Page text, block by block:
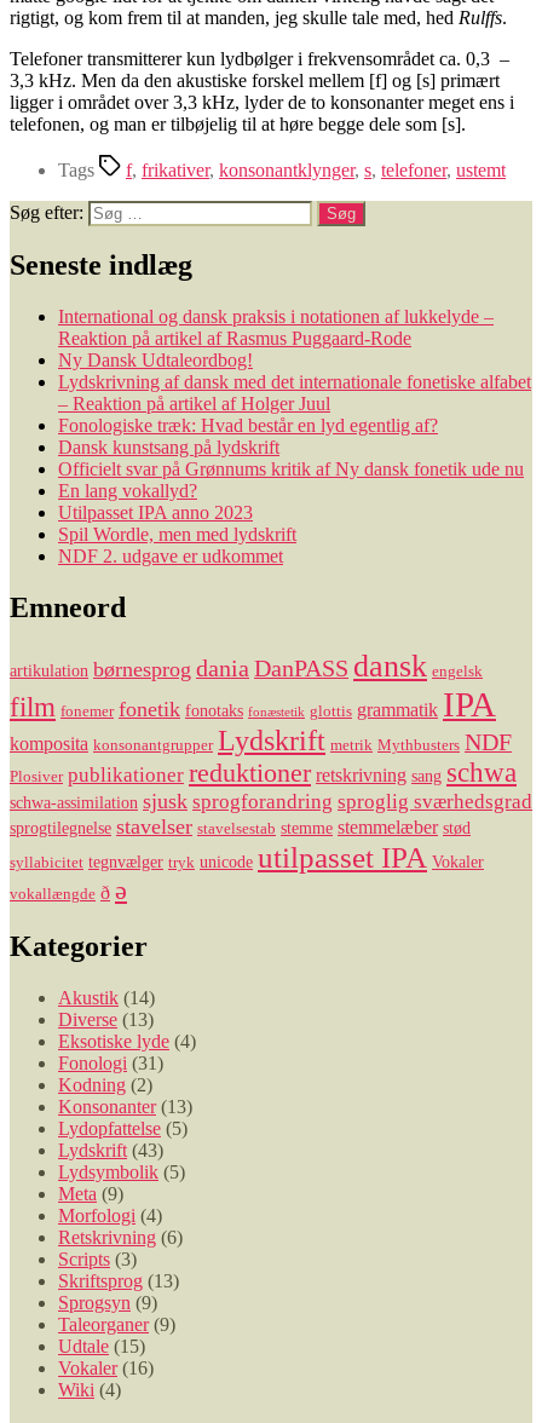
rigtigt, og kom frem til at manden, jeg skulle tale med, hed Rulffs.
Telefoner transmitterer kun lydbølger i frekvensområdet ca. 0,3 –
3,3 kHz. Men da den akustiske forskel mellem [f] og [s] primært
ligger i området over 3,3 kHz, lyder de to konsonanter meget ens i
telefonen, og man er tilbøjelig til at høre begge dele som [s].
Tags f, frikativer, konsonantklynger, s, telefoner, ustemt
Søg efter:
Seneste indlæg
International og dansk praksis i notationen af lukkelyde –
Reaktion på artikel af Rasmus Puggaard-Rode
Ny Dansk Udtaleordbog!
Lydskrivning af dansk med det internationale fonetiske alfabet
– Reaktion på artikel af Holger Juul
Fonologiske træk: Hvad består en lyd egentlig af?
Dansk kunstsang på lydskrift
Officielt svar på Grønnums kritik af Ny dansk fonetik ude nu
En lang vokallyd?
Utilpasset IPA anno 2023
Spil Wordle, men med lydskrift
NDF 2. udgave er udkommet
Emneord
artikulation børnesprog dania DanPASS dansk engelsk
film fonemer fonetik fonotaks fonæstetik glottis grammatik IPA
komposita konsonantgrupper Lydskrift metrik Mythbusters NDF
Plosiver publikationer reduktioner retskrivning sang schwa
schwa-assimilation sjusk sprogforandring sproglig sværhedsgrad
sprogtilegnelse stavelser stavelsestab stemme stemmelæber stød
syllabicitet tegnvælger tryk unicode utilpasset IPA Vokaler
vokallængde ð ə
Kategorier
Akustik (14)
Diverse (13)
Eksotiske lyde (4)
Fonologi (31)
Kodning (2)
Konsonanter(13)
Lydopfattelse (5)
Lydskrift (43)
Lydsymbolik (5)
Meta (9)
Morfologi (4)
Retskrivning (6)
Scripts (3)
Skriftsprog (13)
Sprogsyn (9)
Taleorganer(9)
Udtale (15)
Vokaler(16)
Wiki (4)